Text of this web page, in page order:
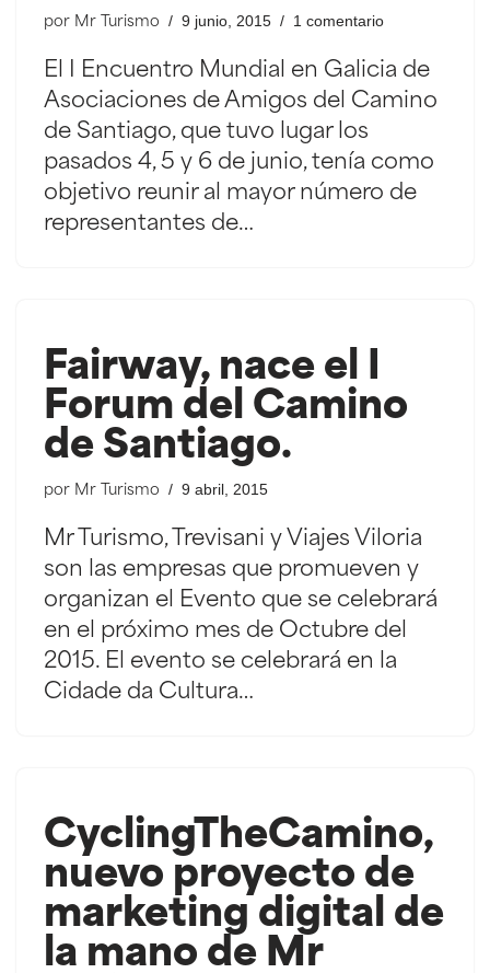
por Mr Turismo 9 junio, 2015 1 comentario
El I Encuentro Mundial en Galicia de
Asociaciones de Amigos del Camino
de Santiago, que tuvo lugar los
pasados 4, 5 y 6 de junio, tenía como
objetivo reunir al mayor número de
representantes de…
Fairway, nace el I
Forum del Camino
de Santiago.
por Mr Turismo 9 abril, 2015
Mr Turismo, Trevisani y Viajes Viloria
son las empresas que promueven y
organizan el Evento que se celebrará
en el próximo mes de Octubre del
2015. El evento se celebrará en la
Cidade da Cultura…
CyclingTheCamino,
nuevo proyecto de
marketing digital de
la mano de Mr